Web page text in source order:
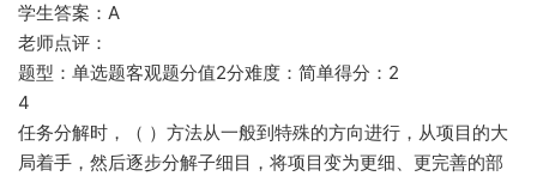
学生答案：A
老师点评：
题型：单选题客观题分值2分难度：简单得分：2
4
任务分解时，（ ）方法从一般到特殊的方向进行，从项目的大
局着手，然后逐步分解子细目，将项目变为更细、更完善的部